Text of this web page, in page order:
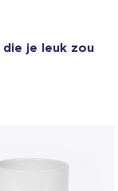
die je leuk zou